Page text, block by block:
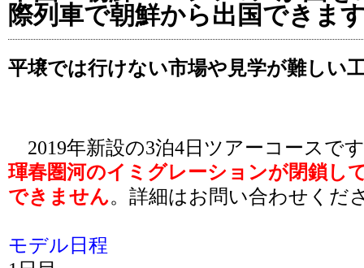
際列車で朝鮮から出国できま
平壌では行けない市場や見学が難しい
2019年新設の3泊4日ツアーコースで
琿春圏河のイミグレーションが閉鎖し
できません。詳細はお問い合わせくだ
モデル日程